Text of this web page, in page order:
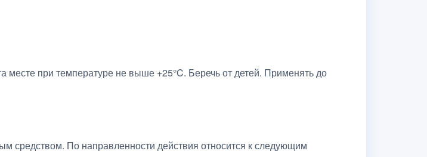
при температуре не выше +25°C. Беречь от детей. Применять до
средством. По направленности действия относится к следующим